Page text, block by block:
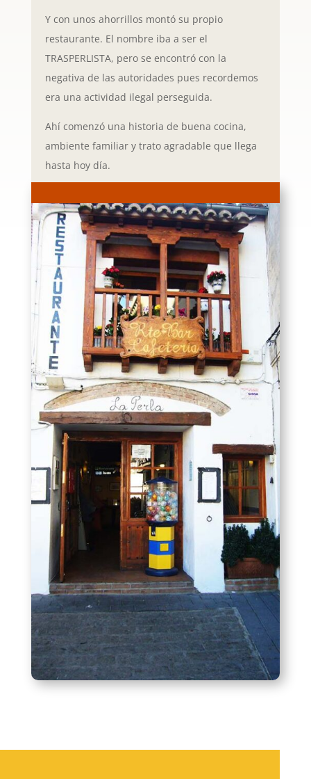
Y con unos ahorrillos montó su propio
restaurante. El nombre iba a ser el
TRASPERLISTA, pero se encontró con la
negativa de las autoridades pues recordemos
era una actividad ilegal perseguida.
Ahí comenzó una historia de buena cocina,
ambiente familiar y trato agradable que llega
hasta hoy día.